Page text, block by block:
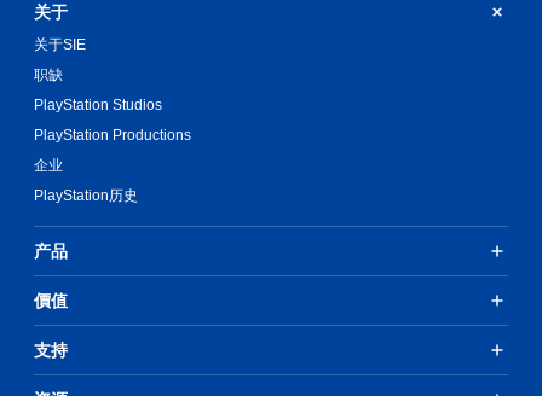
关于
关于SIE
职缺
PlayStation Studios
PlayStation Productions
企业
PlayStation历史
产品
價值
支持